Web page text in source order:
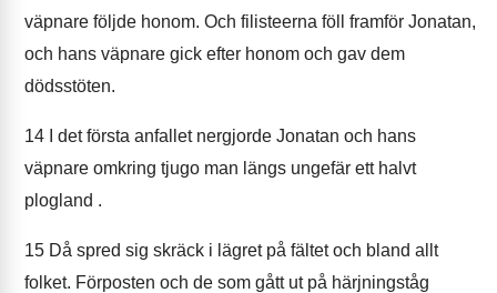
väpnare följde honom. Och filisteerna föll framför Jonatan,
och hans väpnare gick efter honom och gav dem
dödsstöten.
14 I det första anfallet nergjorde Jonatan och hans
väpnare omkring tjugo man längs ungefär ett halvt
plogland .
15 Då spred sig skräck i lägret på fältet och bland allt
folket. Förposten och de som gått ut på härjningståg